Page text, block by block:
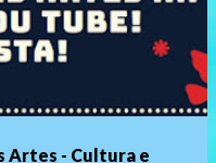
Artes - Cultura e